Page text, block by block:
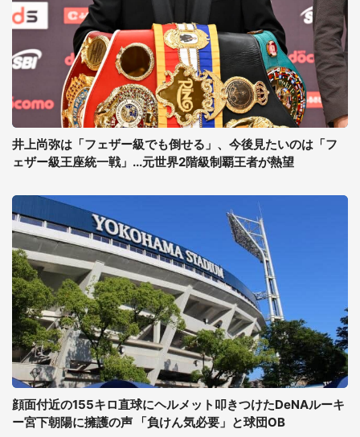
井上尚弥は「フェザー級でも倒せる」、今後見たいのは「フ
ェザー級王座統一戦」...元世界2階級制覇王者が熱望
顔面付近の155キロ直球にヘルメット叩きつけたDeNAルーキ
ー宮下朝陽に擁護の声 「負けん気必要」と球団OB